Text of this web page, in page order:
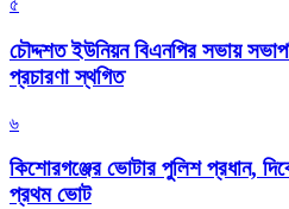
৫
চৌদ্দশত ইউনিয়ন বিএনপির সভায়
প্রচারণা স্থগিত
৬
কিশোরগঞ্জের ভোটার পুলিশ প্রধান,
প্রথম ভোট